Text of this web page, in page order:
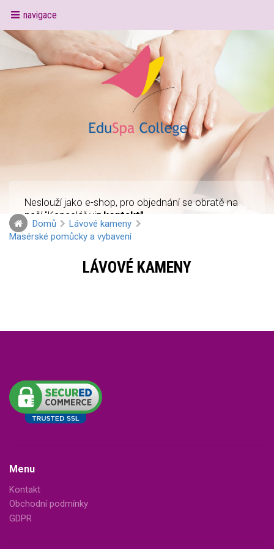
navigace
Neslouží jako e-shop, pro objednání se obratě na
naší "Kancelář viz kontakt"
Domů
Lávové kameny
Masérské pomůcky a vybavení
LÁVOVÉ KAMENY
Menu
Kontakt
Obchodní podmínky
GDPR